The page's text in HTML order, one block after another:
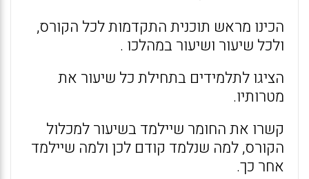
הכינו מראש תוכנית התקדמות לכל הקורס,
ולכל שיעור ושיעור במהלכו .
הציגו לתלמידים בתחילת כל שיעור את
מטרותיו.
קשרו את החומר שיילמד בשיעור למכלול
הקורס, למה שנלמד קודם לכן ולמה שיילמד
אחר כך.